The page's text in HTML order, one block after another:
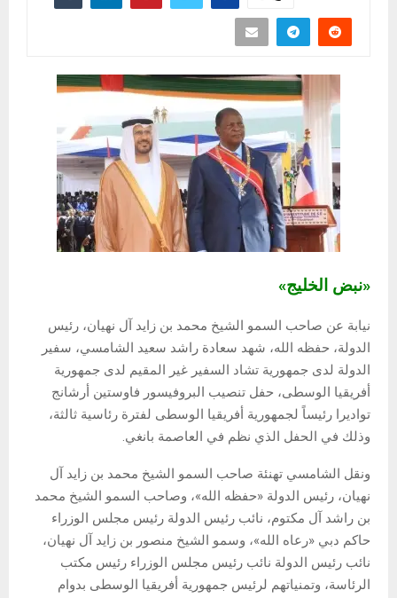
«نبض الخليج»
نيابة عن صاحب السمو الشيخ محمد بن زايد آل نهيان، رئيس
الدولة، حفظه الله، شهد سعادة راشد سعيد الشامسي، سفير
الدولة لدى جمهورية تشاد السفير غير المقيم لدى جمهورية
أفريقيا الوسطى، حفل تنصيب البروفيسور فاوستين أرشانج
تواديرا رئيساً لجمهورية أفريقيا الوسطى لفترة رئاسية ثالثة،
وذلك في الحفل الذي نظم في العاصمة بانغي.
ونقل الشامسي تهنئة صاحب السمو الشيخ محمد بن زايد آل
نهيان، رئيس الدولة «حفظه الله»، وصاحب السمو الشيخ محمد
بن راشد آل مكتوم، نائب رئيس الدولة رئيس مجلس الوزراء
حاكم دبي «رعاه الله»، وسمو الشيخ منصور بن زايد آل نهيان،
نائب رئيس الدولة نائب رئيس مجلس الوزراء رئيس مكتب
الرئاسة، وتمنياتهم لرئيس جمهورية أفريقيا الوسطى بدوام